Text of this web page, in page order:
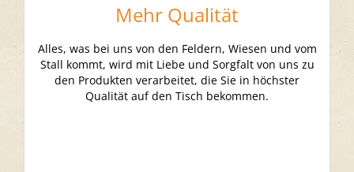
Mehr Qualität
Alles, was bei uns von den Feldern, Wiesen und vom
Stall kommt, wird mit Liebe und Sorgfalt von uns zu
den Produkten verarbeitet, die Sie in höchster
Qualität auf den Tisch bekommen.